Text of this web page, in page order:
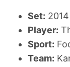
Set:
Player:
Sport:
Team: